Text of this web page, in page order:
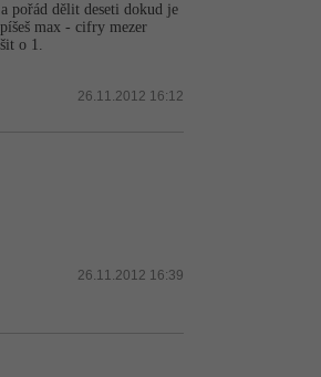
pořád dělit deseti dokud je
max - cifry mezer
o 1.
26.11.2012 16:12
26.11.2012 16:39